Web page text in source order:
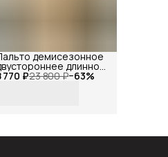
770 ₽23 800 ₽−63%
демисезонное
длинное
с мехом,